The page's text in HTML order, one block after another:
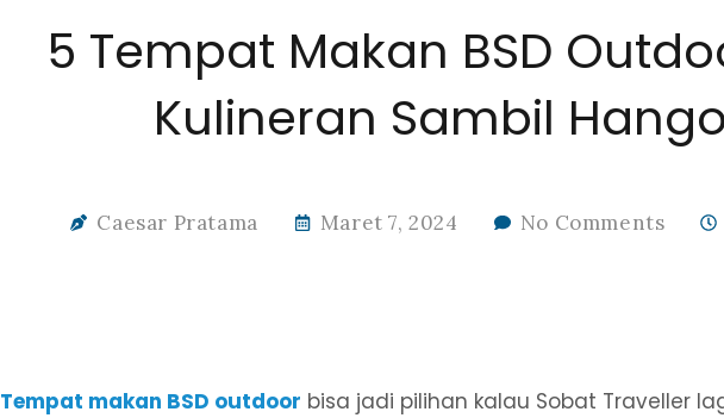
5 Tempat Makan BSD
Kulineran Sambil
Caesar Pratama Maret 7, 2024 No Comments
Tempat makan BSD outdoor bisa jadi pilihan kalau Sobat Traveller